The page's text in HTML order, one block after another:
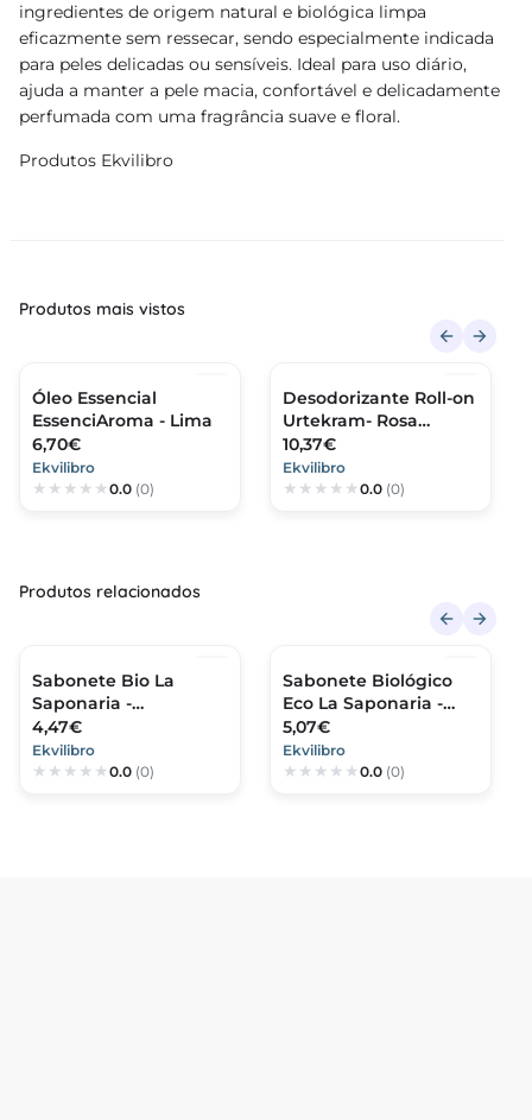
ingredientes de origem natural e biológica limpa
eficazmente sem ressecar, sendo especialmente indicada
para peles delicadas ou sensíveis. Ideal para uso diário,
ajuda a manter a pele macia, confortável e delicadamente
perfumada com uma fragrância suave e floral.
Produtos Ekvilibro
Produtos mais vistos
Óleo Essencial
EssenciAroma - Lima
6,70€
Ekvilibro
0.0 (0)
Desodorizante Roll-on
Urtekram- Rosa
Selvagem
10,37€
Ekvilibro
0.0(0)
Produtos relacionados
Sabonete Bio La
Saponaria -
Mediterrânio com
Aloe
4,47€
Ekvilibro
0.0 (0)
Sabonete Biológico
Eco La Saponaria -
Marselha
5,07€
Ekvilibro
0.0(0)